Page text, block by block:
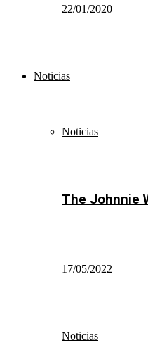
22/01/2020
Noticias
Noticias
The Johnnie
17/05/2022
Noticias